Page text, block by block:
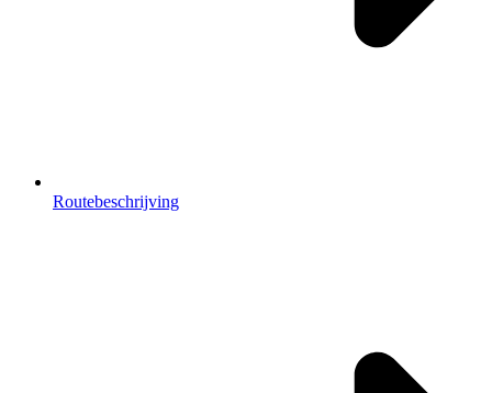
Routebeschrijving